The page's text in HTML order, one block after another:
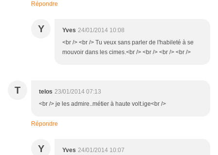
Répondre
Y Yves 24/01/2014 10:08
<br /> <br /> Tu veux sans parler de l'habileté à se
mouvoir dans les cimes.<br /> <br /> <br /> <br />
T telos 23/01/2014 07:13
<br /> je les admire..métier à haute volt.ige<br />
Répondre
Y Yves 24/01/2014 10:07